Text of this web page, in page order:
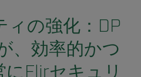
の強化：DP
、効率的かつ
Flirセキュリ